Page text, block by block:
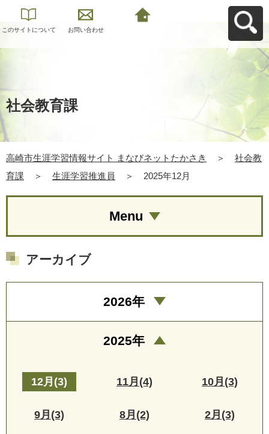
このサイトについて お問い合わせ
社会教育課
高崎市生涯学習情報サイト まなびネットたかさき ＞
社会教
育課
＞ 生涯学習推進員 ＞ 2025年12月
Menu
アーカイブ
2026年
2025年
12月(3) 11月(4) 10月(3)
9月(3) 8月(2) 2月(3)